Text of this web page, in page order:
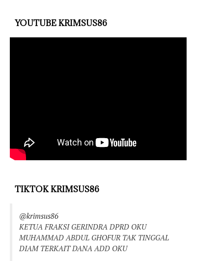
YOUTUBE KRIMSUS86
TIKTOK KRIMSUS86
@krimsus86
KETUA FRAKSI GERINDRA DPRD OKU
MUHAMMAD ABDUL GHOFUR TAK TINGGAL
DIAM TERKAIT DANA ADD OKU